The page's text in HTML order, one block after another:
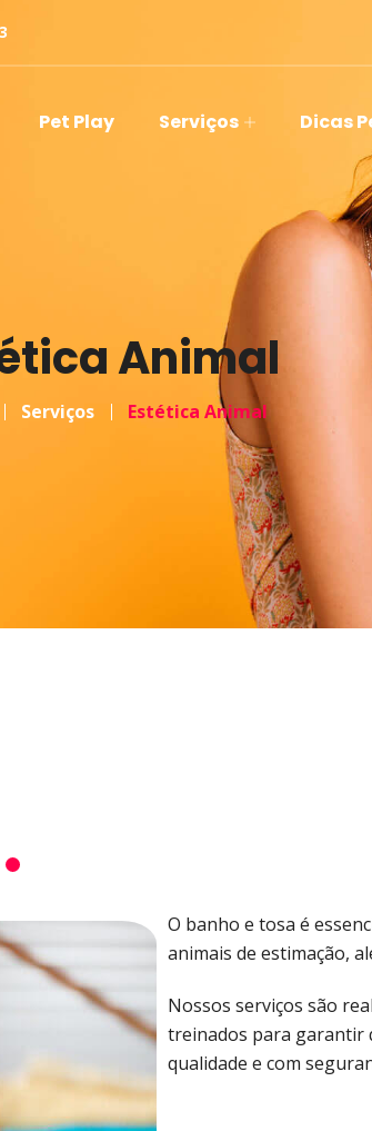
Pet Play Serviços Dicas
Animal
Serviços Estética Animal
O banho e tosa é
animais de estimação,
Nossos serviços são
treinados para garantir
qualidade e com